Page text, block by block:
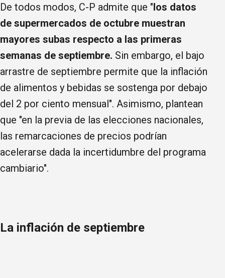
De todos modos, C-P admite que "los datos
de supermercados de octubre muestran
mayores subas respecto a las primeras
semanas de septiembre. Sin embargo, el bajo
arrastre de septiembre permite que la inflación
de alimentos y bebidas se sostenga por debajo
del 2 por ciento mensual". Asimismo, plantean
que "en la previa de las elecciones nacionales,
las remarcaciones de precios podrían
acelerarse dada la incertidumbre del programa
cambiario".
La inflación de septiembre